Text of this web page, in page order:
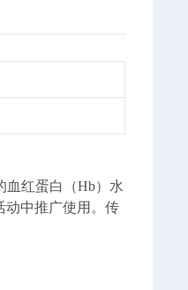
血红蛋白（Hb）水
动中推广使用。传